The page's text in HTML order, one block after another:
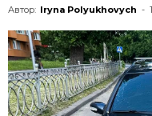
Автор: Iryna Polyukhovych -